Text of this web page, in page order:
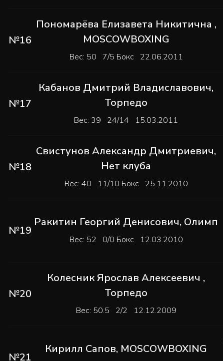
№16
Пономарёва Елизавета Никитична ,
MOSCOWBOXING
Вес: 50 7/5 Бокс 22.06.2011
№17
Кабанов Дмитрий Владиславович,
Торпедо
Вес: 39 24/14 15.03.2011
№18
Свистунов Александр Дмитриевич,
Нет клуба
Вес: 40 11/10 Бокс 25.11.2010
№19
Ракитин Георгий Денисович, Олимп
Вес: 52 0/0 Бокс 12.03.2010
№20
Колесник Ярослав Алексеевич ,
Торпедо
Вес: 50.5 2/2 12.12.2009
№21
Кирилл Сапов, MOSCOWBOXING